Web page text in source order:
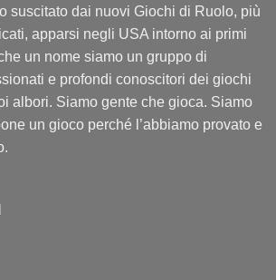
suscitato dai nuovi Giochi di Ruolo, più
apparsi negli USA intorno ai primi
un nome siamo un gruppo di
e profondi conoscitori dei giochi
albori. Siamo gente che gioca. Siamo
un gioco perché l’abbiamo provato e